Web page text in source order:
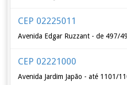
CEP 02225011
Avenida Edgar Ruzzant - de 497/
CEP 02221000
Avenida Jardim Japão - até 1101/